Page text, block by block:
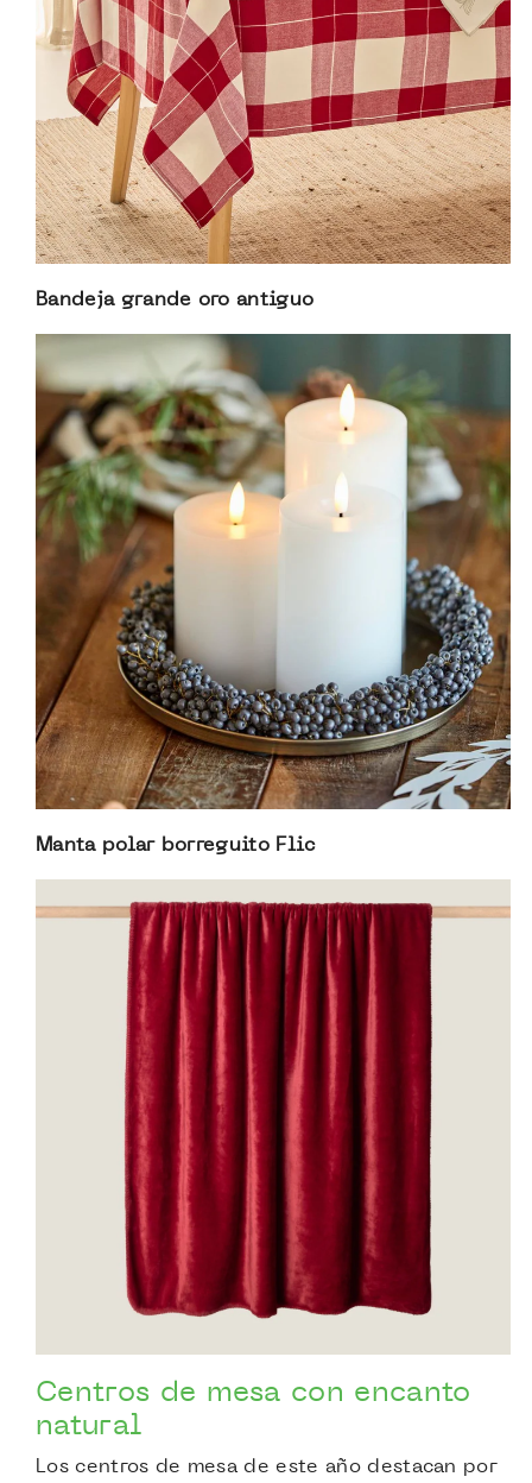
Bandeja grande oro antiguo
Manta polar borreguito Flic
Centros de mesa con encanto
natural
Los centros de mesa de este año destacan por